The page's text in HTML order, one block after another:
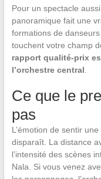
Pour un spectacle
panoramique fait une
formations de
touchent votre champ
rapport qualité-prix
l’orchestre central
Ce que le
pas
L’émotion de sentir
disparaît. La distance
l’intensité des scènes
Nala. Si vous venez